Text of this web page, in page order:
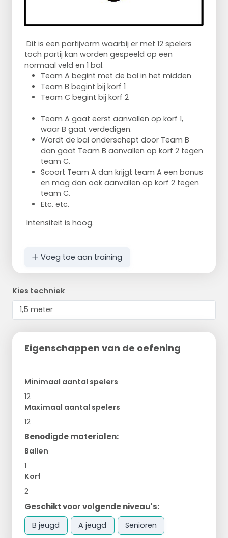
Dit is een partijvorm waarbij er met 12 spelers
toch partij kan worden gespeeld op een
normaal veld en 1 bal.
Team A begint met de bal in het midden
Team B begint bij korf 1
Team C begint bij korf 2
Team A gaat eerst aanvallen op korf 1,
waar B gaat verdedigen.
Wordt de bal onderschept door Team B
dan gaat Team B aanvallen op korf 2 tegen
team C.
Scoort Team A dan krijgt team A een bonus
en mag dan ook aanvallen op korf 2 tegen
team C.
Etc. etc.
Intensiteit is hoog.
Voeg toe aan training
Kies techniek
Eigenschappen van de oefening
Minimaal aantal spelers
12
Maximaal aantal spelers
12
Benodigde materialen:
Ballen
1
Korf
2
Geschikt voor volgende niveau's:
B jeugd A jeugd Senioren